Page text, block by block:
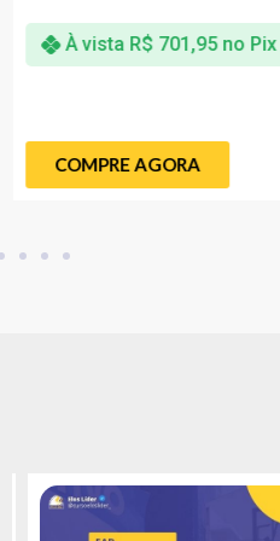
À vista R$701,95 no Pix
COMPRE AGORA